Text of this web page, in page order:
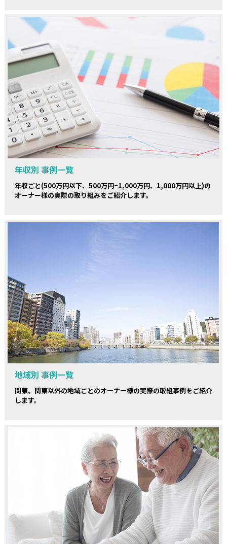
年収別 事例一覧
年収ごと(500万円以下、500万円~1,000万円、1,000万円以上)の
オーナー様の実際の取り組みをご紹介します。
地域別 事例一覧
関東、関東以外の地域ごとのオーナー様の実際の取組事例をご紹介
します。